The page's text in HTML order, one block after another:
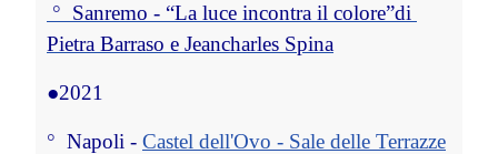
° Sanremo - “La luce incontra il colore”di
Pietra Barraso e Jeancharles Spina
●2021
° Napoli - Castel dell'Ovo - Sale delle Terrazze